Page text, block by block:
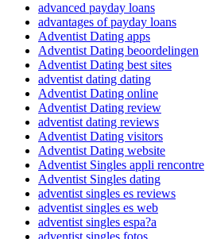
advanced payday loans
advantages of payday loans
Adventist Dating apps
Adventist Dating beoordelingen
Adventist Dating best sites
adventist dating dating
Adventist Dating online
Adventist Dating review
adventist dating reviews
Adventist Dating visitors
Adventist Dating website
Adventist Singles appli rencontre
Adventist Singles dating
adventist singles es reviews
adventist singles es web
adventist singles espa?a
adventist singles fotos